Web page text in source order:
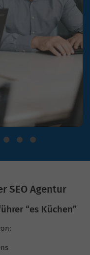
SEO Agentur
“es Küchen”